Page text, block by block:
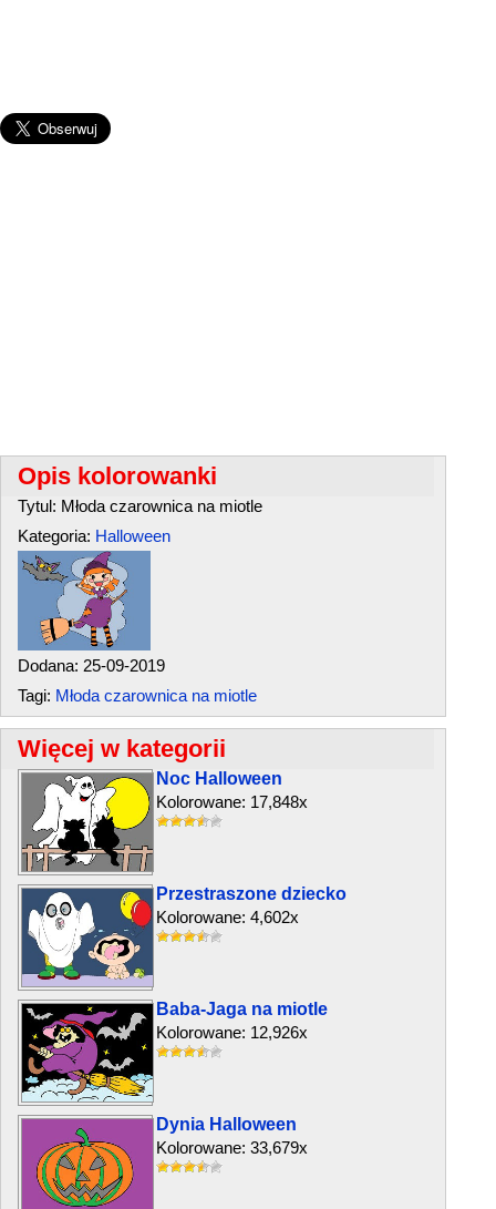
Opis kolorowanki
Tytul: Młoda czarownica na miotle
Kategoria: Halloween
Dodana: 25-09-2019
Tagi: Młoda czarownica na miotle
Więcej w kategorii
Noc Halloween
Kolorowane: 17,848x
Przestraszone dziecko
Kolorowane: 4,602x
Baba-Jaga na miotle
Kolorowane: 12,926x
Dynia Halloween
Kolorowane: 33,679x